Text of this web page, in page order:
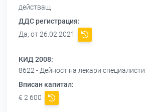
действащ
ДДС регистрация:
Да, от 26.02.2021
КИД 2008:
8622 - Дейност на лекари специалисти
Вписан капитал:
€ 2 600